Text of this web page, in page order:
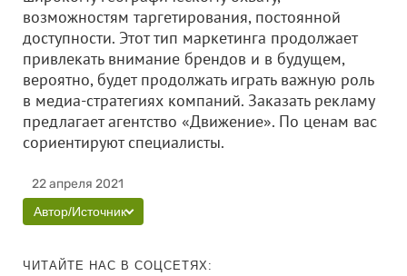
возможностям таргетирования, постоянной
доступности. Этот тип маркетинга продолжает
привлекать внимание брендов и в будущем,
вероятно, будет продолжать играть важную роль
в медиа-стратегиях компаний. Заказать рекламу
предлагает агентство «Движение». По ценам вас
сориентируют специалисты.
22 апреля 2021
Автор/Источник
ЧИТАЙТЕ НАС В СОЦСЕТЯХ: